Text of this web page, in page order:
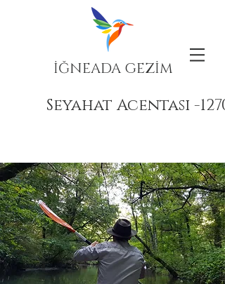
İĞNEADA GEZİM
Seyahat Acentası -